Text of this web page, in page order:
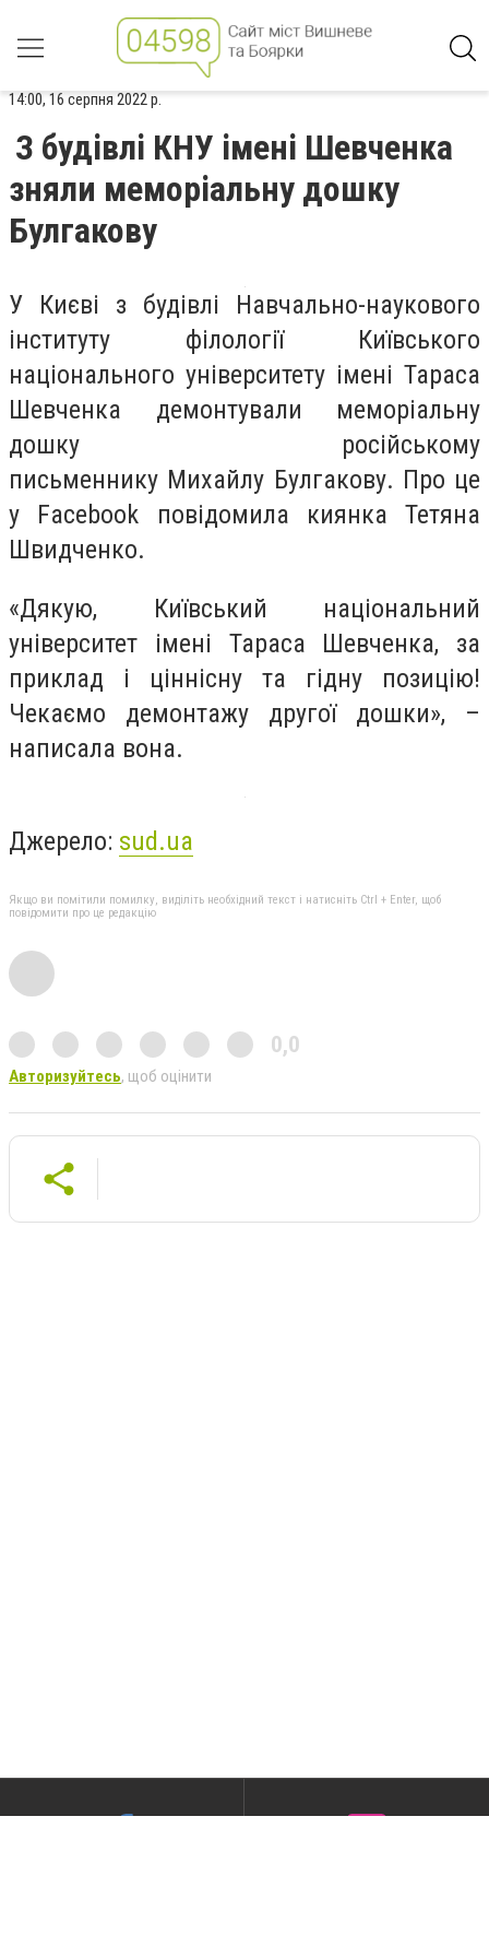
14:00, 16 серпня 2022 р.
З будівлі КНУ імені Шевченка
зняли меморіальну дошку
Булгакову
У Києві з будівлі Навчально-наукового
інституту філології Київського
національного університету імені Тараса
Шевченка демонтували меморіальну
дошку російському
письменнику Михайлу Булгакову. Про це
у Facebook повідомила киянка Тетяна
Швидченко.
«Дякую, Київський національний
університет імені Тараса Шевченка, за
приклад і ціннісну та гідну позицію!
Чекаємо демонтажу другої дошки», –
написала вона.
Джерело: sud.ua
Якщо ви помітили помилку, виділіть необхідний текст і натисніть Ctrl + Enter, щоб
повідомити про це редакцію
0,0
Авторизуйтесь, щоб оцінити